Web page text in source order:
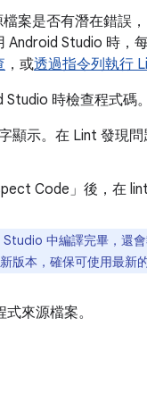
案是否有潛在錯誤
Android Studio 時，
，或透過指令列執行
時檢查程式碼
顯示。在 Lint 發現
Code」 後，在
中編譯完畢，還
版本，確保可使用最新
來源檔案。